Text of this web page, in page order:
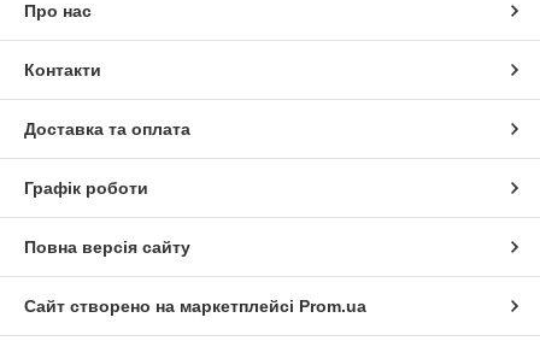
Про нас
Контакти
Доставка та оплата
Графік роботи
Повна версія сайту
Сайт створено на маркетплейсі Prom.ua